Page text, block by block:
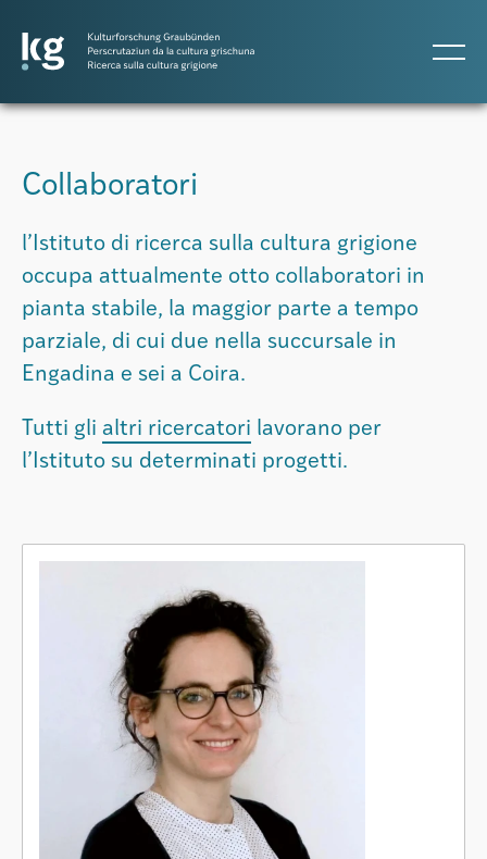
Pubblicazioni
Persone
Agenda
Atlas GR
Collaboratori
l’Istituto di ricerca sulla cultura grigione
occupa attualmente otto collaboratori in
pianta stabile, la maggior parte a tempo
parziale, di cui due nella succursale in
Engadina e sei a Coira.
Tutti gli altri ricercatori lavorano per
l’Istituto su determinati progetti.